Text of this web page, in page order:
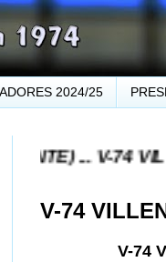
2024/25
V-74 VILLENA
V-74
V-74